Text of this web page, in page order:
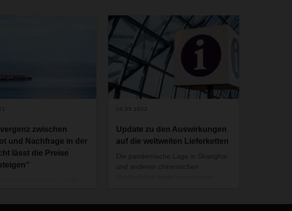
zwischen
und Nachfrage in der
lässt die Preise
10.05.2022
Update zu den Auswirkungen
auf die weltweiten Lieferketten
Die pandemische Lage in Shanghai
und anderen chinesischen